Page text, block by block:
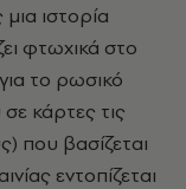
ιστορία
φτωχικά στο
το ρωσικό
κάρτες τις
που βασίζεται
εντοπίζεται